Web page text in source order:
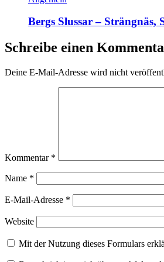
Bergs Slussar – Strängnäs,
Schreibe einen
Deine E-Mail-Adresse wird nicht
Kommentar *
Name *
E-Mail-Adresse *
Website
Mit der Nutzung dieses Formulars